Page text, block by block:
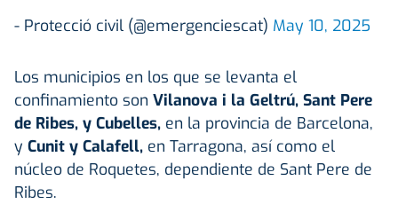
- Protecció civil (@emergenciescat) May 10, 2025
Los municipios en los que se levanta el
confinamiento son Vilanova i la Geltrú, Sant Pere
de Ribes, y Cubelles, en la provincia de Barcelona,
y Cunit y Calafell, en Tarragona, así como el
núcleo de Roquetes, dependiente de Sant Pere de
Ribes.